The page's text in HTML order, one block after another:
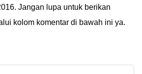
Jangan lupa untuk berikan
kolom komentar di bawah ini ya.